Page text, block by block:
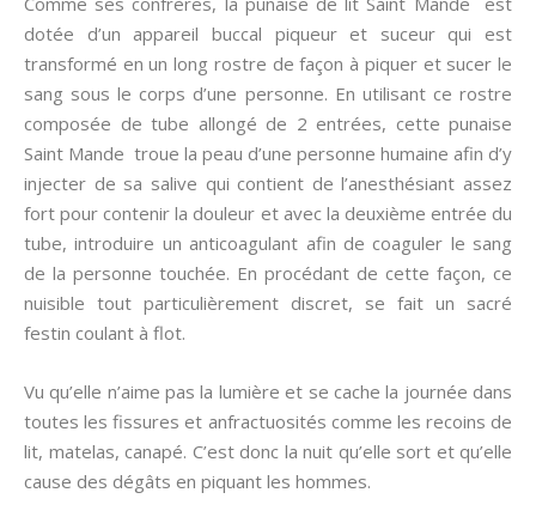
dotée d’un appareil buccal piqueur et suceur qui est
transformé en un long rostre de façon à piquer et sucer le
sang sous le corps d’une personne. En utilisant ce rostre
composée de tube allongé de 2 entrées, cette punaise
Saint Mande troue la peau d’une personne humaine afin d’y
injecter de sa salive qui contient de l’anesthésiant assez
fort pour contenir la douleur et avec la deuxième entrée du
tube, introduire un anticoagulant afin de coaguler le sang
de la personne touchée. En procédant de cette façon, ce
nuisible tout particulièrement discret, se fait un sacré
festin coulant à flot.
Vu qu’elle n’aime pas la lumière et se cache la journée dans
toutes les fissures et anfractuosités comme les recoins de
lit, matelas, canapé. C’est donc la nuit qu’elle sort et qu’elle
cause des dégâts en piquant les hommes.